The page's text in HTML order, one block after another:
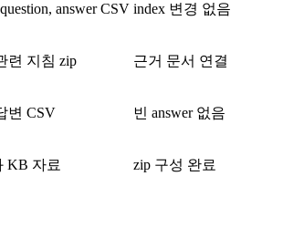
answer CSV index 변경 없음
련 지침 zip 근거 문서 연결
변 CSV 빈 answer 없음
KB 자료 zip 구성 완료